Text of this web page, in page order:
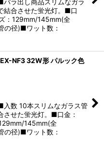
ラ出し商品スリムなガラ
結合させた蛍光灯。■口
：129mm/145mm(全
の径)■ワット数：
NF3 32W形 パルック色
数 10本スリムなガラス管
させた蛍光灯。■口金：
145mm(全
の径)■ワット数：